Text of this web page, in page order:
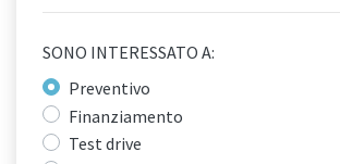
SONO INTERESSATO A:
Preventivo
Finanziamento
Test drive